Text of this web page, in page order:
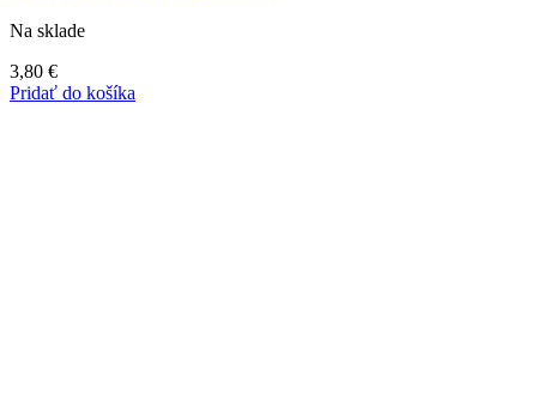
Na sklade
3,80 €
Pridať do košíka